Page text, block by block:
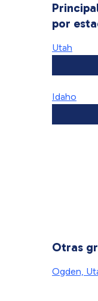
por
Utah
Idaho
Otras
Ogden,